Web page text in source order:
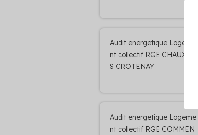
Audit energetique Logeme
nt collectif RGE CHAUX DE
S CROTENAY
Audit energetique Logeme
nt collectif RGE COMMEN